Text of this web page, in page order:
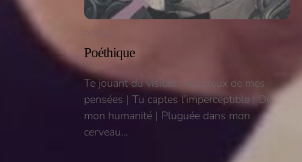
POÉSIE
Poéthique
Te jouant du visible | Au creux de mes
pensées | Tu captes l’imperceptible | De
mon humanité | Pluguée dans mon
cerveau…